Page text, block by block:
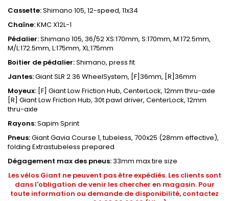
Cassette:Shimano 105, 12-speed, 11x34
Chaîne:KMC X12L-1
Pédalier:Shimano 105, 36/52 XS:170mm, S:170mm, M:172.5mm,
M/L:172.5mm, L:175mm, XL:175mm
Boitier de pédalier:Shimano, press fit
Jantes:Giant SLR 2 36 WheelSystem, [F]36mm, [R]36mm
Moyeux: [F] Giant Low Friction Hub, CenterLock, 12mm thru-axle
[R] Giant Low Friction Hub, 30t pawl driver, CenterLock, 12mm
thru-axle
Rayons:Sapim Sprint
Pneus:Giant Gavia Course 1, tubeless, 700x25 (28mm effective),
folding Extrastubeless prepared
Dégagement max des pneus:33mm max tire size
Les vélos Giant ne peuvent pas être expédiés. Les clients sont
dans l'obligation de venir les chercher en magasin. Pour
toute information ou demande de disponibilité, contactez